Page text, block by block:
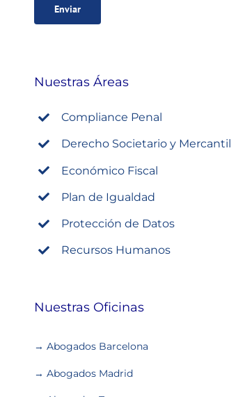
Nuestras Áreas
Compliance Penal
Derecho Societario y Mercantil
Económico Fiscal
Plan de Igualdad
Protección de Datos
Recursos Humanos
Nuestras Oficinas
→ Abogados Barcelona
→ Abogados Madrid